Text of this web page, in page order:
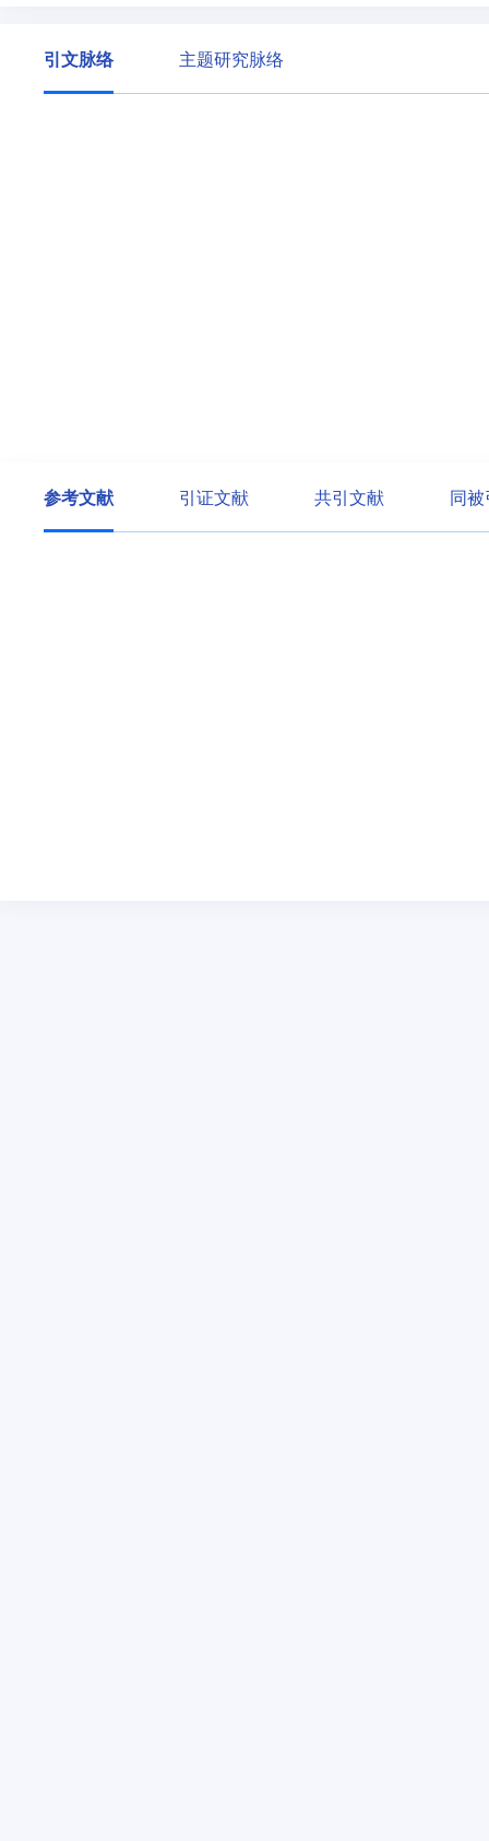
引文脉络 主题研究脉络
参考文献 引证文献 共引文献 同